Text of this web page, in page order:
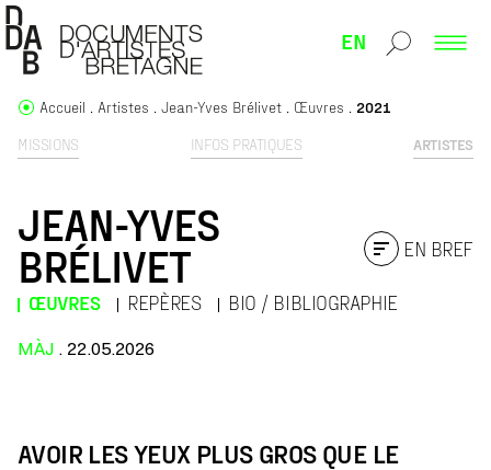
EN
MISSIONS INFOS PRATIQUES ARTISTES
Accueil Artistes Jean-Yves Brélivet Œuvres 2021
JEAN-YVES
BRÉLIVET
ŒUVRES REPÈRES BIO / BIBLIOGRAPHIE
EN BREF
MÀJ . 22.05.2026
AVOIR LES YEUX PLUS GROS QUE LE